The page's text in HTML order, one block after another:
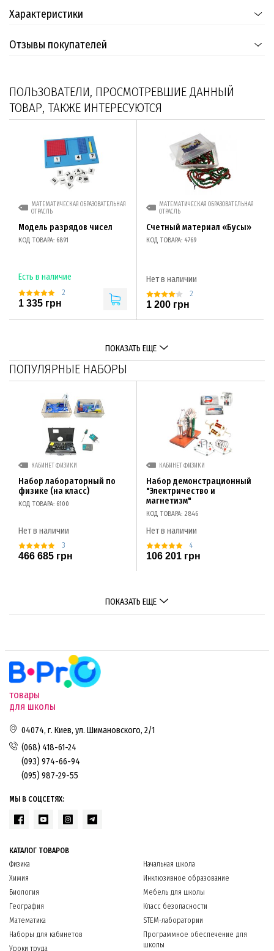
Характеристики
Отзывы покупателей
ПОЛЬЗОВАТЕЛИ, ПРОСМОТРЕВШИЕ ДАННЫЙ
ТОВАР, ТАКЖЕ ИНТЕРЕСУЮТСЯ
МАТЕМАТИЧЕСКАЯ ОБРАЗОВАТЕЛЬНАЯ
ОТРАСЛЬ
Модель разрядов чисел
КОД ТОВАРА: 6891
Есть в наличие
2
1 335 грн
МАТЕМАТИЧЕСКАЯ ОБРАЗОВАТЕЛЬНАЯ
ОТРАСЛЬ
Счетный материал «Бусы»
КОД ТОВАРА: 4769
Нет в наличии
2
1 200 грн
ПОКАЗАТЬ ЕЩЕ
ПОПУЛЯРНЫЕ НАБОРЫ
КАБИНЕТ ФИЗИКИ
Набор лабораторный по
физике (на класс)
КОД ТОВАРА: 6100
Нет в наличии
3
466 685 грн
КАБИНЕТ ФИЗИКИ
Набор демонстрационный
"Электричество и
магнетизм"
КОД ТОВАРА: 2846
Нет в наличии
4
106 201 грн
ПОКАЗАТЬ ЕЩЕ
товары
для школы
04074, г. Киев, ул. Шимановского, 2/1
(068) 418-61-24
(093) 974-66-94
(095) 987-29-55
МЫ В СОЦСЕТЯХ:
КАТАЛОГ ТОВАРОВ
Физика
Химия
Биология
География
Математика
Наборы для кабинетов
Уроки труда
Начальная школа
Инклюзивное образование
Мебель для школы
Класс безопасности
STEM-лаборатории
Программное обеспечение для
школы